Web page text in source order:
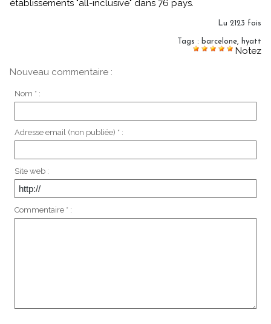
établissements "all-inclusive" dans 76 pays.
Lu 2123 fois
Tags : barcelone, hyatt
Notez
Nouveau commentaire :
Nom * :
Adresse email (non publiée) * :
Site web :
Commentaire * :